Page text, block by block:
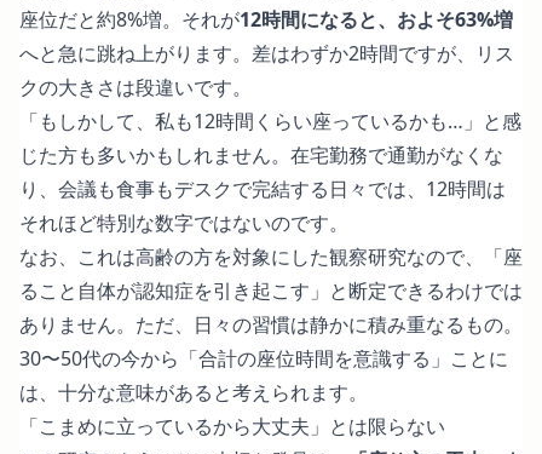
座位だと約8%増。それが12時間になると、およそ63%増
へと急に跳ね上がります。差はわずか2時間ですが、リス
クの大きさは段違いです。
「もしかして、私も12時間くらい座っているかも…」と感
じた方も多いかもしれません。在宅勤務で通勤がなくな
り、会議も食事もデスクで完結する日々では、12時間は
それほど特別な数字ではないのです。
なお、これは高齢の方を対象にした観察研究なので、「座
ること自体が認知症を引き起こす」と断定できるわけでは
ありません。ただ、日々の習慣は静かに積み重なるもの。
30〜50代の今から「合計の座位時間を意識する」ことに
は、十分な意味があると考えられます。
「こまめに立っているから大丈夫」とは限らない